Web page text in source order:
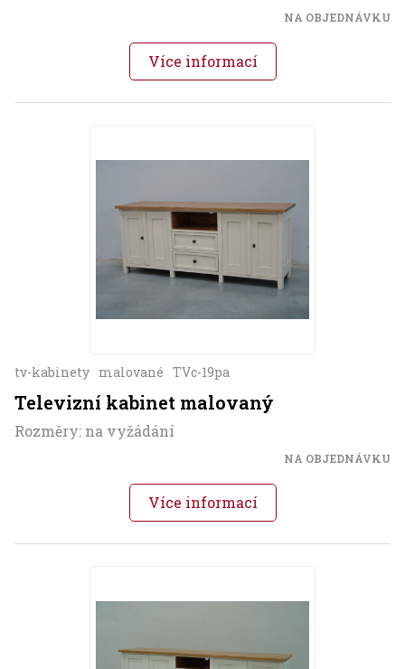
NA OBJEDNÁVKU
Více informací
tv-kabinety malované TVc-19pa
Televizní kabinet malovaný
Rozměry: na vyžádání
NA OBJEDNÁVKU
Více informací